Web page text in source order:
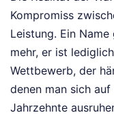
Kompromiss
Leistung. Ein
mehr, er ist
Wettbewerb, der
denen man sich
Jahrzehnte